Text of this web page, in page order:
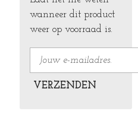
wanneer dit product
weer op voorraad is.
VERZENDEN